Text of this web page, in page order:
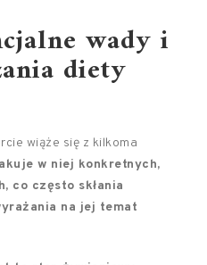
wady i
diety
wiąże się z kilkoma
w niej konkretnych,
co często skłania
na jej temat